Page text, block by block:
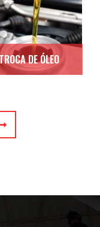
DE ÓLEO